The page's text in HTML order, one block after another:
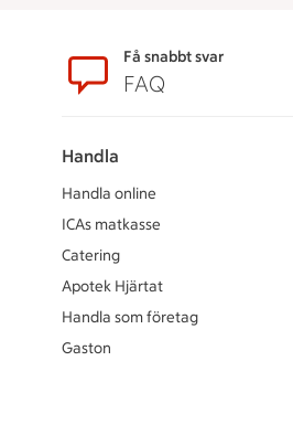
SidfotFå snabbt svar
FAQ
Handla
Handla online
ICAs matkasse
Catering
Apotek Hjärtat
Handla som företag
Gaston